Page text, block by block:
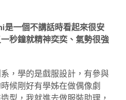
是一個不講話時看起來很安
秒鐘就精神奕奕、氣勢很強
，學的是戲服設計，有參與
候剛好有學姊在做偶像劇